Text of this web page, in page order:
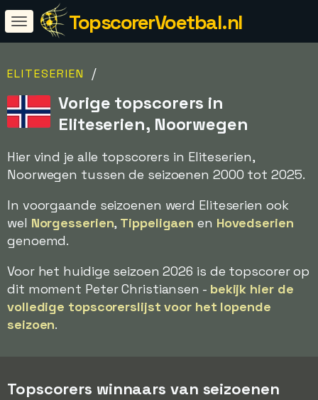
TopscorerVoetbal.nl
ELITESERIEN /
Vorige topscorers in
Eliteserien, Noorwegen
Hier vind je alle topscorers in Eliteserien,
Noorwegen tussen de seizoenen 2000 tot 2025.
In voorgaande seizoenen werd Eliteserien ook
wel Norgesserien, Tippeligaen en Hovedserien
genoemd.
Voor het huidige seizoen 2026 is de topscorer op
dit moment Peter Christiansen - bekijk hier de
volledige topscorerslijst voor het lopende
seizoen.
Topscorers winnaars van seizoenen